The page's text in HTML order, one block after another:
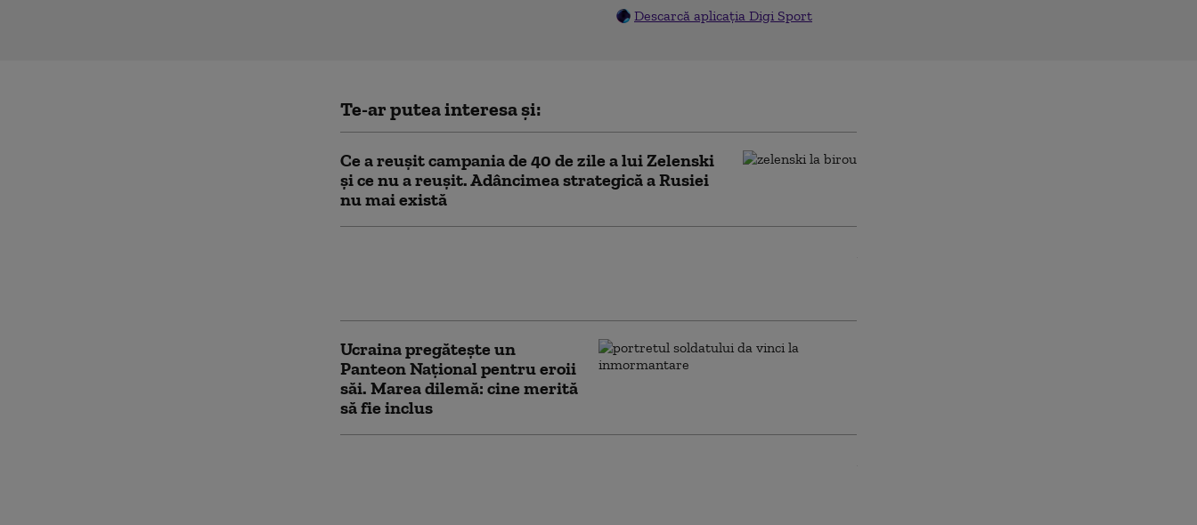
Descarcă aplicația Digi Sport
Te-ar putea interesa și:
Ce a reușit campania de 40 de zile a lui Zelenski
și ce nu a reușit. Adâncimea strategică a Rusiei
nu mai există
Ucraina pregătește un
Panteon Național pentru eroii
săi. Marea dilemă: cine merită
să fie inclus